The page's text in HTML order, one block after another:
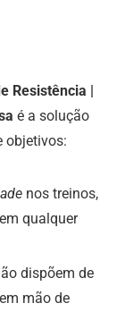
Resistência |
é a solução
objetivos:
nos treinos,
qualquer
dispõem de
mão de